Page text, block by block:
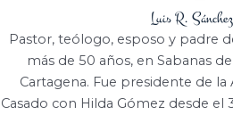
Luis R.
Pastor, teólogo, esposo y padre
más de 50 años, en Sabanas
Cartagena. Fue presidente de la
Casado con Hilda Gómez desde el